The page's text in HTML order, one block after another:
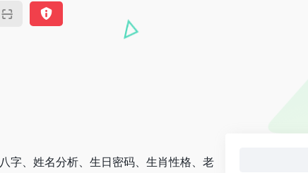
字、姓名分析、生日密码、生肖性格、老